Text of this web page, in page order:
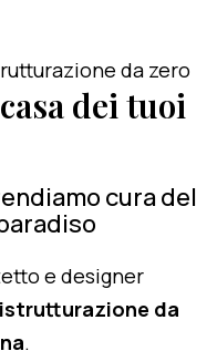
dei tuoi
cura del
e designer
da
.